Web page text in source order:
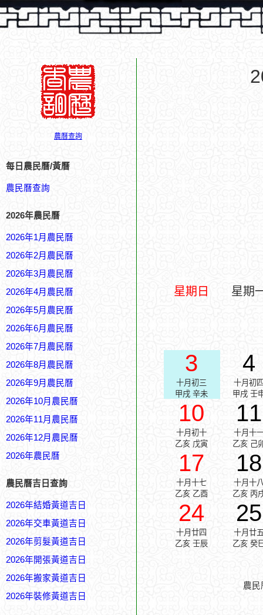
農曆查詢
每日農民曆/黃曆
農民曆查詢
2026年農民曆
2026年1月農民曆
2026年2月農民曆
2026年3月農民曆
2026年4月農民曆
2026年5月農民曆
2026年6月農民曆
2026年7月農民曆
2026年8月農民曆
2026年9月農民曆
2026年10月農民曆
2026年11月農民曆
2026年12月農民曆
2026年農民曆
農民曆吉日查詢
2026年結婚黃道吉日
2026年交車黃道吉日
2026年剪髮黃道吉日
2026年開張黃道吉日
2026年搬家黃道吉日
2026年裝修黃道吉日
星期日 星期
3
十月初三
甲戌 辛未
4
十月初
甲戌 壬
10
十月初十
乙亥 戊寅
11
十月十
乙亥 己
17
十月十七
乙亥 乙酉
18
十月十
乙亥 丙
24
十月廿四
乙亥 壬辰
25
十月廿
乙亥 癸
農